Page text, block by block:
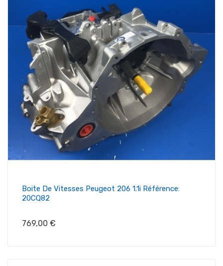
Boite De Vitesses Peugeot 206 1.1i Référence:
20CQ82
Prix
769,00 €